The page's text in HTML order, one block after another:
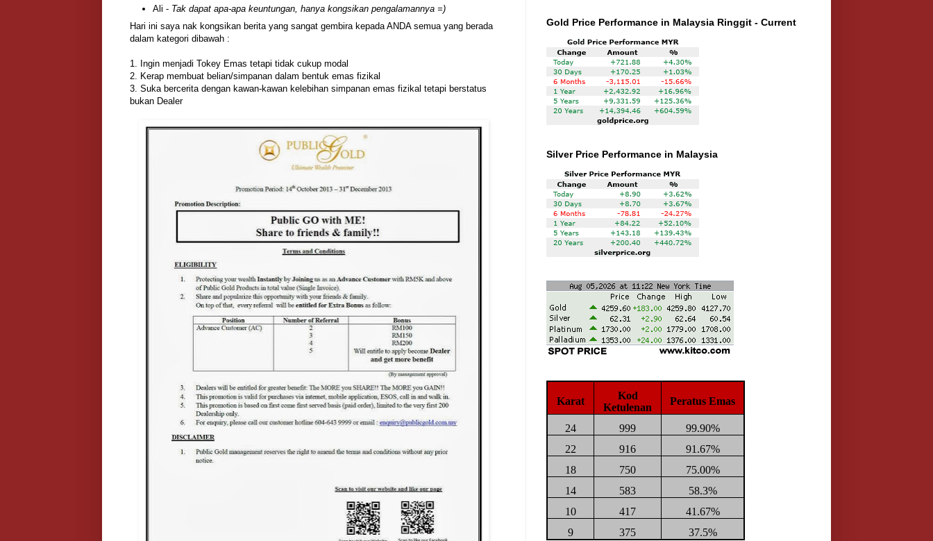
Ali - Tak dapat apa-apa keuntungan, hanya kongsikan pengalamannya =)
Hari ini saya nak kongsikan berita yang sangat gembira kepada ANDA semua yang berada
dalam kategori dibawah :
1. Ingin menjadi Tokey Emas tetapi tidak cukup modal
2. Kerap membuat belian/simpanan dalam bentuk emas fizikal
3. Suka bercerita dengan kawan-kawan kelebihan simpanan emas fizikal tetapi berstatus
bukan Dealer
Gold Price Performance in Malaysia Ringgit - Current
Silver Price Performance in Malaysia
Karat
Kod
Ketulenan
Peratus Emas
24 999
99.90%
22
916
91.67%
18
750
75.00%
14
583
58.3%
10
417
41.67%
9
375 37.5%